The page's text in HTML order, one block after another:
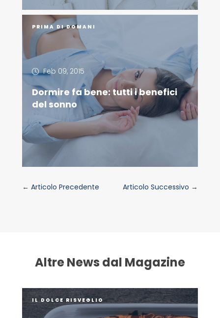
PRIMA DI DOMANI
Feb 09, 2015
Dormire fa bene: tutti i benefici
del sonno
← Articolo Precedente Articolo Successivo →
Altre News dal Magazine
IL DOLCE RISVEGLIO